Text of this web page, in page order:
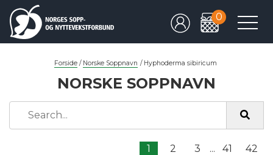
0
Forside / Norske Soppnavn / Hyphoderma sibiricum
NORSKE SOPPNAVN
1 2 3 ... 41 42